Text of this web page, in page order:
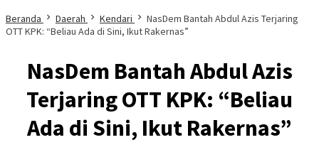
Beranda
Daerah Kendari
NasDem Bantah Abdul Azis Terjaring
OTT KPK: “Beliau Ada di Sini, Ikut Rakernas”
NasDem Bantah Abdul Azis
Terjaring OTT KPK: “Beliau
Ada di Sini, Ikut Rakernas”